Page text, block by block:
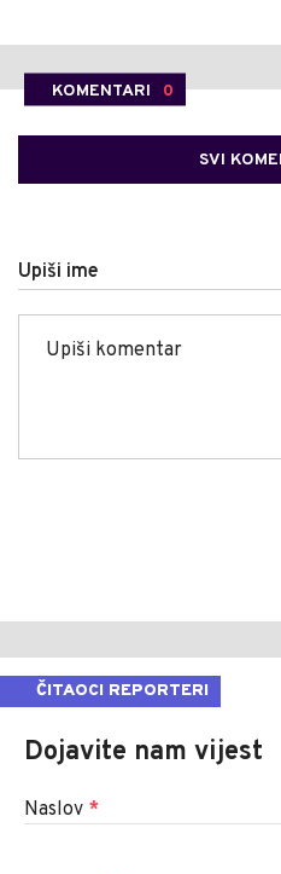
KOMENTARI 0
SVI
Upiši ime
ČITAOCI REPORTERI
Dojavite nam vijest
Naslov *